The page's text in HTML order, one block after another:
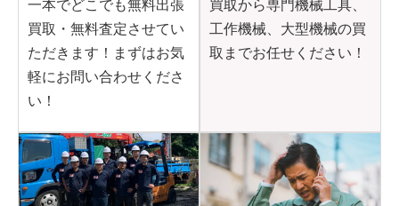
一本でどこでも無料出張
買取・無料査定させてい
ただきます！まずはお気
軽にお問い合わせくださ
い！
買取から専門機械工具、
工作機械、大型機械の買
取までお任せください！